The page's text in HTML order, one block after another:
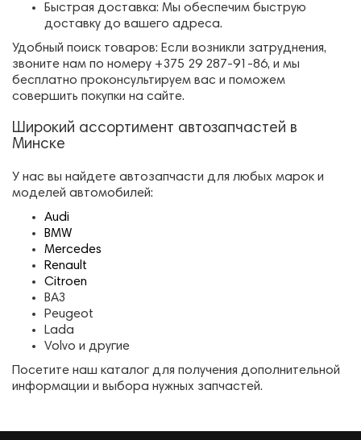
Быстрая доставка: Мы обеспечим быструю
доставку до вашего адреса.
Удобный поиск товаров: Если возникли затруднения,
звоните нам по номеру +375 29 287-91-86, и мы
бесплатно проконсультируем вас и поможем
совершить покупки на сайте.
Широкий ассортимент автозапчастей в
Минске
У нас вы найдете автозапчасти для любых марок и
моделей автомобилей:
Audi
BMW
Mercedes
Renault
Citroen
ВАЗ
Peugeot
Lada
Volvo и другие
Посетите наш каталог для получения дополнительной
информации и выбора нужных запчастей.